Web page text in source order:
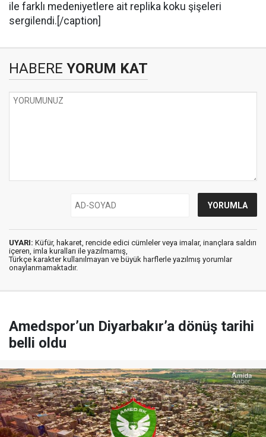
ile farklı medeniyetlere ait replika koku şişeleri
sergilendi.[/caption]
HABERE YORUM KAT
UYARI: Küfür, hakaret, rencide edici cümleler veya imalar, inançlara saldırı
içeren, imla kuralları ile yazılmamış,
Türkçe karakter kullanılmayan ve büyük harflerle yazılmış yorumlar
onaylanmamaktadır.
Amedspor’un Diyarbakır’a dönüş tarihi
belli oldu